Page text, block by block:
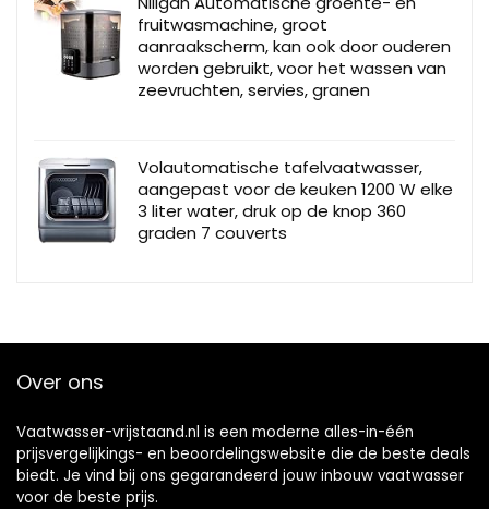
fruitwasmachine, groot
aanraakscherm, kan ook door ouderen
worden gebruikt, voor het wassen van
zeevruchten, servies, granen
Volautomatische tafelvaatwasser,
aangepast voor de keuken 1200 W elke
3 liter water, druk op de knop 360
graden 7 couverts
Over ons
Vaatwasser-vrijstaand.nl is een moderne alles-in-één
prijsvergelijkings- en beoordelingswebsite die de beste deals
biedt. Je vind bij ons gegarandeerd jouw inbouw vaatwasser
voor de beste prijs.